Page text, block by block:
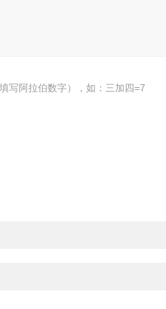
写阿拉伯数字），如：三加四=7